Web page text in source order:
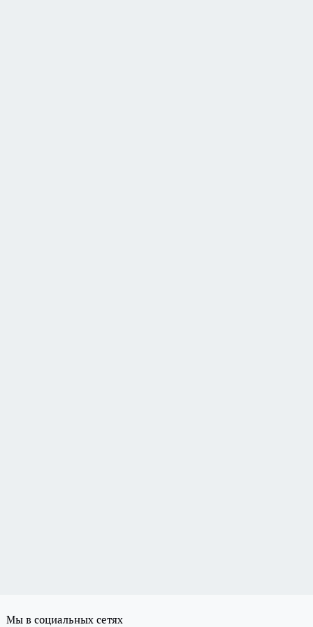
Мы в социальных сетях